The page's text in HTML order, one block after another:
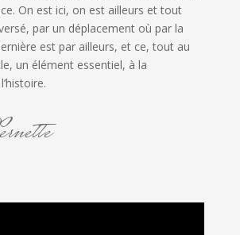
On est ici, on est ailleurs et tout
par un déplacement où par la
est par ailleurs, et ce, tout au
un élément essentiel, à la